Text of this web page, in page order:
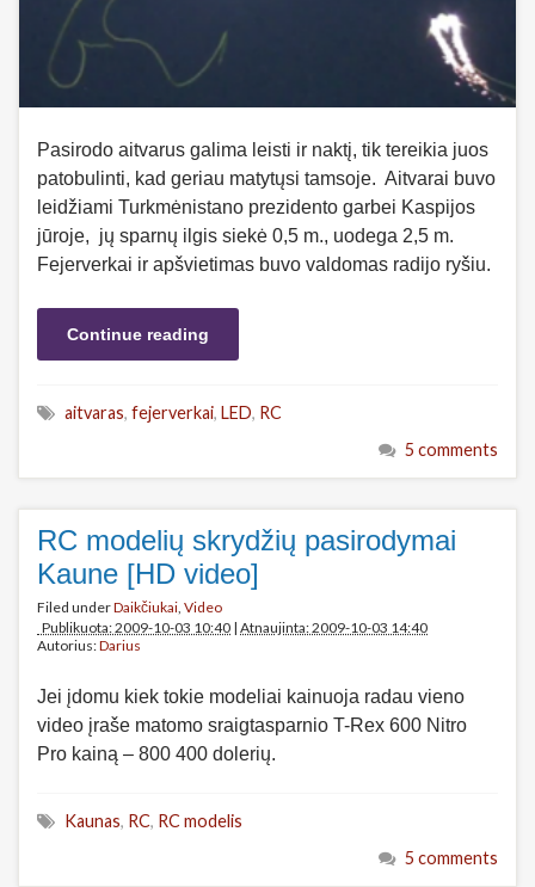
Pasirodo aitvarus galima leisti ir naktį, tik tereikia juos
patobulinti, kad geriau matytųsi tamsoje. Aitvarai buvo
leidžiami Turkmėnistano prezidento garbei Kaspijos
jūroje, jų sparnų ilgis siekė 0,5 m., uodega 2,5 m.
Fejerverkai ir apšvietimas buvo valdomas radijo ryšiu.
Continue reading
aitvaras, fejerverkai, LED, RC
5 comments
RC modelių skrydžių pasirodymai
Kaune [HD video]
Filed underDaikčiukai Video
Publikuota: 2009-10-03 10:40 | Atnaujinta: 2009-10-03 14:40
Autorius:Darius
Jei įdomu kiek tokie modeliai kainuoja radau vieno
video įraše matomo sraigtasparnio T-Rex 600 Nitro
Pro kainą – 800 400 dolerių.
Kaunas, RC, RC modelis
5 comments